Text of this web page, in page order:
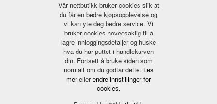
Vår nettbutikk bruker cookies slik at
du får en bedre kjøpsopplevelse og
vi kan yte deg bedre service. Vi
bruker cookies hovedsaklig til å
lagre innloggingsdetaljer og huske
hva du har puttet i handlekurven
din. Fortsett å bruke siden som
normalt om du godtar dette. Les
merellerendre innstillinger for
cookies.